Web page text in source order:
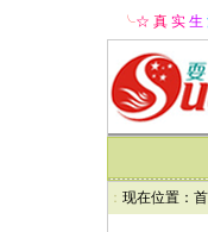
╰☆ 真 实 生
： 现在位置：